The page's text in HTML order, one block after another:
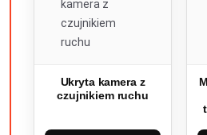
Ukryta kamera z
czujnikiem ruchu